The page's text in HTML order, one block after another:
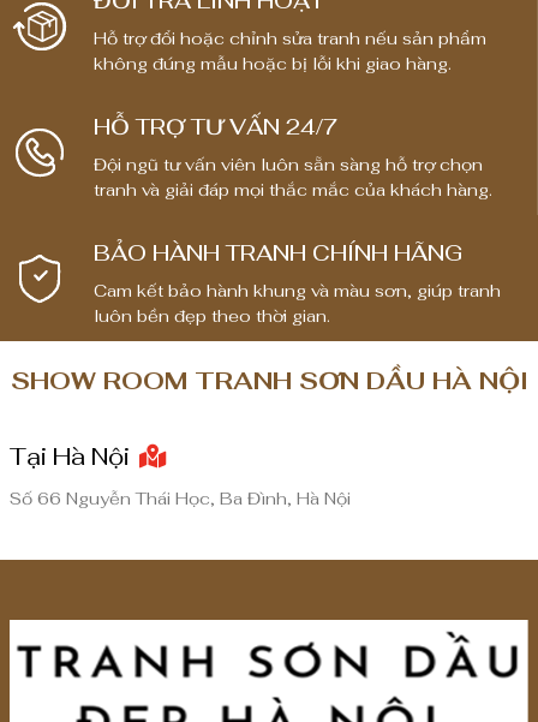
:
1
,
8
0
,
0
0
0
0
Hỗ trợ đổi hoặc chỉnh sửa tranh nếu sản phẩm
không đúng mẫu hoặc bị lỗi khi giao hàng.
HỖ TRỢ TƯ VẤN 24/7
Đội ngũ tư vấn viên luôn sẵn sàng hỗ trợ chọn
tranh và giải đáp mọi thắc mắc của khách hàng.
BẢO HÀNH TRANH CHÍNH HÃNG
Cam kết bảo hành khung và màu sơn, giúp tranh
luôn bền đẹp theo thời gian.
SHOW ROOM TRANH SƠN DẦU HÀ NỘI
Tại Hà Nội
Số 66 Nguyễn Thái Học, Ba Đình, Hà Nội